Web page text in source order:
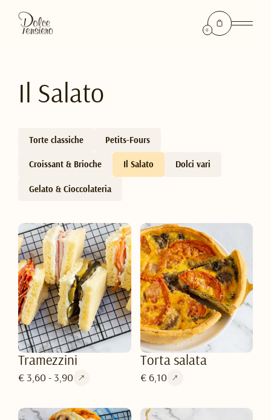
0
Il Salato
Torte classiche Petits-Fours
Croissant & Brioche Il Salato Dolci vari
Gelato & Cioccolateria
Tramezzini
€ 3,60 - 3,90
Torta salata
€ 6,10